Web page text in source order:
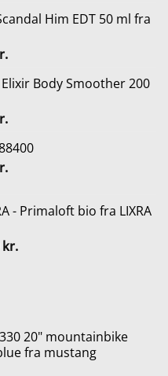
kr..
prisHim EDT 50 ml fra
Den
pris
528,75 kr..
Body Smoother 200
Den
pris
er:
Den
er:- Primaloft bio fra LIXRA
kr.Den
20" mountainbike
fra mustang